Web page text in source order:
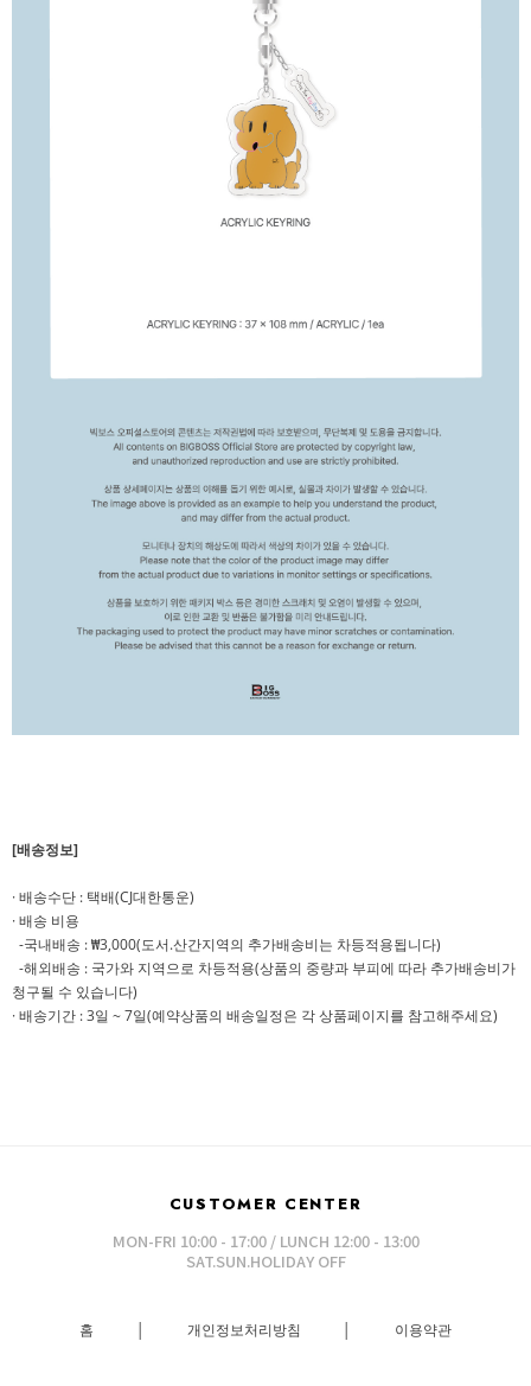
[배송정보]
· 배송수단 : 택배(CJ대한통운)
· 배송 비용
-국내배송 : ₩3,000(도서.산간지역의 추가배송비는 차등적용됩니다)
-해외배송 : 국가와 지역으로 차등적용(상품의 중량과 부피에 따라 추가배송비가
청구될 수 있습니다)
· 배송기간 : 3일 ~ 7일(예약상품의 배송일정은 각 상품페이지를 참고해주세요)
CUSTOMER CENTER
MON-FRI 10:00 - 17:00 / LUNCH 12:00 - 13:00
SAT.SUN.HOLIDAY OFF
홈 │ 개인정보처리방침 │ 이용약관